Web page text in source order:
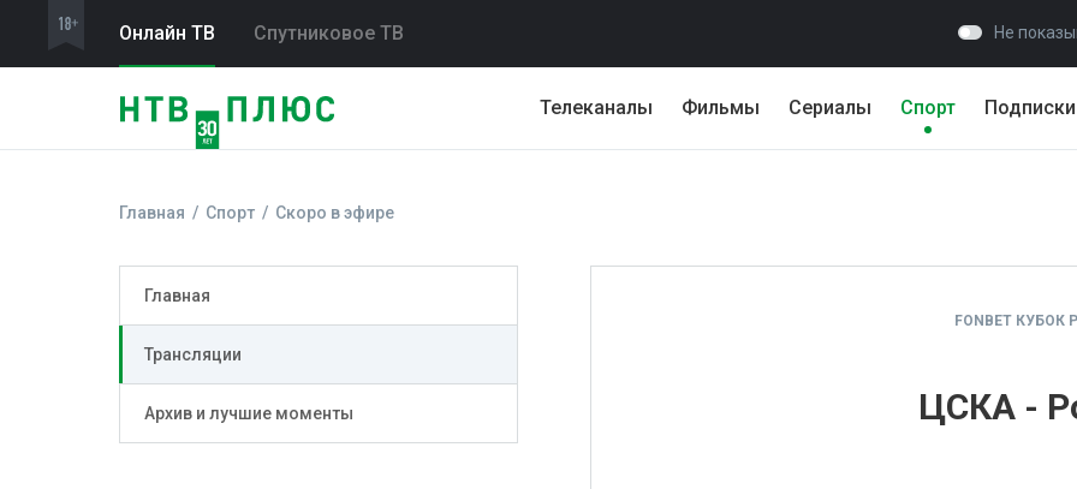
Онлайн ТВ Спутниковое ТВ Не
Телеканалы Фильмы Сериалы Спорт Подписки
Главная Спорт Скоро в эфире
Главная
Трансляции
Архив и лучшие моменты
FONBET КУБОК
ЦСКА -